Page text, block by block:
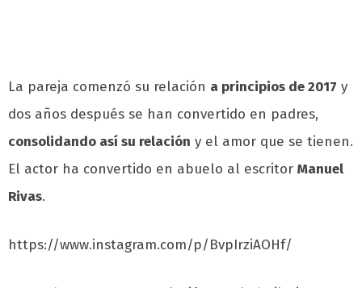
La pareja comenzó su relación a principios de 2017 y
dos años después se han convertido en padres,
consolidando así su relación y el amor que se tienen.
El actor ha convertido en abuelo al escritor Manuel
Rivas.
https://www.instagram.com/p/BvpIrziAOHf/